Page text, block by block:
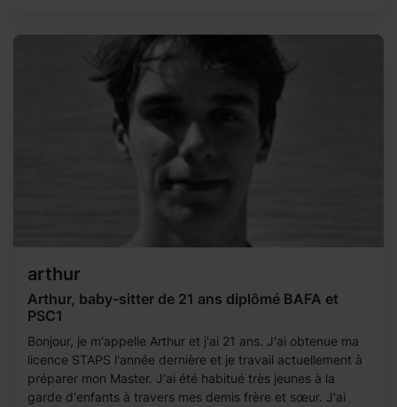
arthur
Arthur, baby-sitter de 21 ans diplômé BAFA et
PSC1
Bonjour, je m'appelle Arthur et j'ai 21 ans. J'ai obtenue ma
licence STAPS l'année dernière et je travail actuellement à
préparer mon Master. J'ai été habitué très jeunes à la
garde d'enfants à travers mes demis frère et sœur. J'ai